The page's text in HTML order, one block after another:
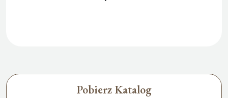
Pobierz Katalog